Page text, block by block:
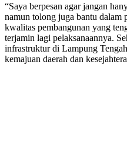
“Saya berpesan agar jangan
namun tolong juga bantu dalam
kwalitas pembangunan yang
terjamin lagi pelaksanaannya.
infrastruktur di Lampung
kemajuan daerah dan